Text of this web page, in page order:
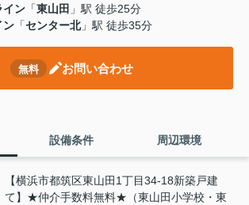
イン 「東山田 」駅 徒歩25分
ン 「センター北」駅 徒歩35分
無料 お問い合わせ
設備条件 周辺環境
【横浜市都筑区東山田1丁目34-18新築戸建
て】★仲介手数料無料★（東山田小学校・東